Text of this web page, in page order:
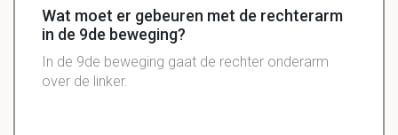
Wat moet er gebeuren met de rechterarm
in de 9de beweging?
In de 9de beweging gaat de rechter onderarm
over de linker.